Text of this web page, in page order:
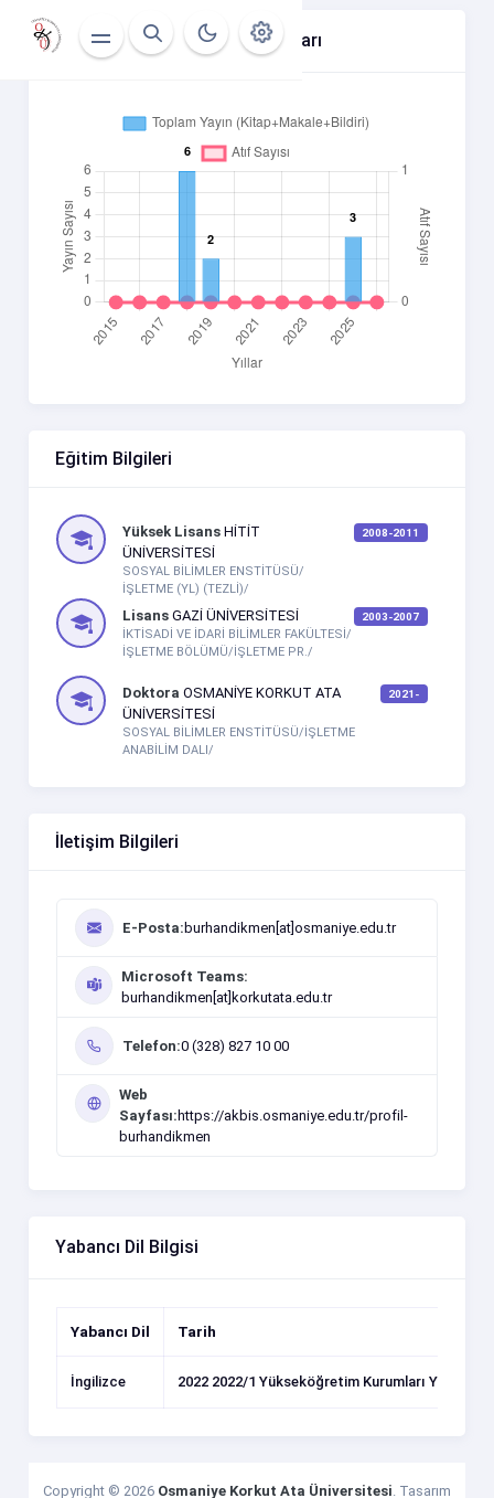
Yıllara Göre Atıf Ve Yayın Sayıları
Eğitim Bilgileri
Yüksek LisansHİTİT
ÜNİVERSİTESİ
SOSYAL BİLİMLER ENSTİTÜSÜ/
İŞLETME (YL) (TEZLİ)/
2008-2011
LisansGAZİ ÜNİVERSİTESİ
İKTİSADİ VE İDARİ BİLİMLER FAKÜLTESİ/
İŞLETME BÖLÜMÜ/İŞLETME PR./
2003-2007
DoktoraOSMANİYE KORKUT ATA
ÜNİVERSİTESİ
SOSYAL BİLİMLER ENSTİTÜSÜ/İŞLETME
ANABİLİM DALI/
2021-
İletişim Bilgileri
E-Posta: burhandikmen[at]osmaniye.edu.tr
Microsoft Teams:
burhandikmen[at]korkutata.edu.tr
Telefon:0 (328) 827 10 00
Web
Sayfası: https://akbis.osmaniye.edu.tr/profil-
burhandikmen
Yabancı Dil Bilgisi
Yabancı Dil Tarih
İngilizce 2022 2022/1 Yükseköğretim Kurumları Yabancı
Copyright © 2026 Osmaniye Korkut Ata Üniversitesi. Tasarım